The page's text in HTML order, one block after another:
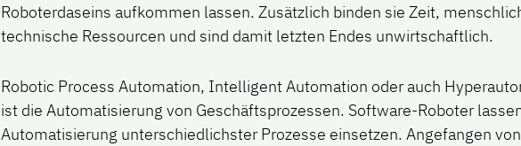
Roboterdaseins aufkommen lassen. Zusätzlich binden sie Zeit,
technische Ressourcen und sind damit letzten Endes unwirtschaftlich.
Robotic Process Automation, Intelligent Automation oder auch
ist die Automatisierung von Geschäftsprozessen. Software-Roboter
Automatisierung unterschiedlichster Prozesse einsetzen. Angefangen